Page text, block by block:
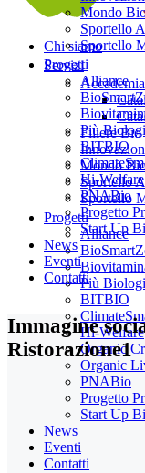
Chi siamo
Servizi
Filiere Bio
Mondo
Sportello
Sportello
Progetti
Alliance
Più
BITBIO
Hi-Welfare
Organic
Organic
PNABio
Progetto
Start Up
News
Eventi
Contatti
Mondo
Sportello
Sportello
Progetti
Alliance
Più
BITBIO
Hi-Welfare
PNABio
Progetto
Start Up
News
Eventi
Contatti
Immagine
Ristorazione1